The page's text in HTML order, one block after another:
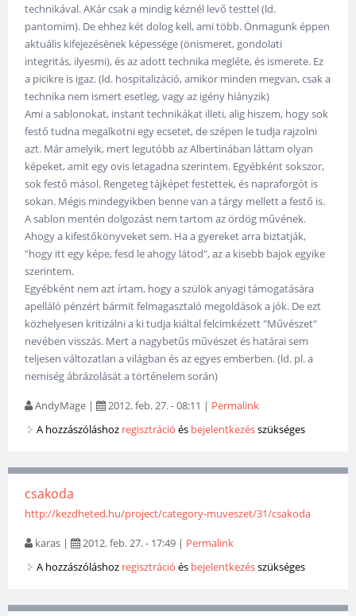
technikával. AKár csak a mindig kéznél levő testtel (ld.
pantomim). De ehhez két dolog kell, ami több. Önmagunk éppen
aktuális kifejezésének képessége (önismeret, gondolati
integritás, ilyesmi), és az adott technika megléte, és ismerete. Ez
a picikre is igaz. (ld. hospitalizáció, amikor minden megvan, csak a
technika nem ismert esetleg, vagy az igény hiányzik)
Ami a sablonokat, instant technikákat illeti, alig hiszem, hogy sok
festő tudna megalkotni egy ecsetet, de szépen le tudja rajzolni
azt. Már amelyik, mert legutóbb az Albertinában láttam olyan
képeket, amit egy ovis letagadna szerintem. Egyébként sokszor,
sok festő másol. Rengeteg tájképet festettek, és napraforgót is
sokan. Mégis mindegyikben benne van a tárgy mellett a festő is.
A sablon mentén dolgozást nem tartom az ördög művének.
Ahogy a kifestőkönyveket sem. Ha a gyereket arra biztatják,
"hogy itt egy képe, fesd le ahogy látod", az a kisebb bajok egyike
szerintem.
Egyébként nem azt írtam, hogy a szülök anyagi támogatására
apelláló pénzért bármit felmagasztaló megoldások a jók. De ezt
közhelyesen kritizálni a ki tudja kiáltal felcimkézett "Művészet"
nevében visszás. Mert a nagybetűs művészet és határai sem
teljesen változatlan a világban és az egyes emberben. (ld. pl. a
nemiség ábrázolását a történelem során)
AndyMage | 2012. feb. 27. - 08:11 | Permalink
A hozzászóláshoz regisztráció és bejelentkezésszükséges
csakoda
http://kezdheted.hu/project/category-muveszet/31/csakoda
karas | 2012. feb. 27. - 17:49 | Permalink
A hozzászóláshoz regisztráció és bejelentkezésszükséges